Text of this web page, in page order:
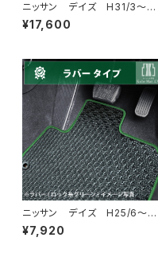
ニッサン デイズ H31/3〜
B40系 フロアマット一式 カ
ーマット スペシャルタイプ
¥17,600
ニッサン デイズ H25/6〜H3
1/3 B21W フロアマット一
式 カーマット 防水 ラバー
¥7,920